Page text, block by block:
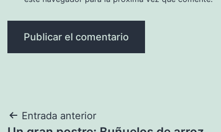
Navegación
Entrada anterior